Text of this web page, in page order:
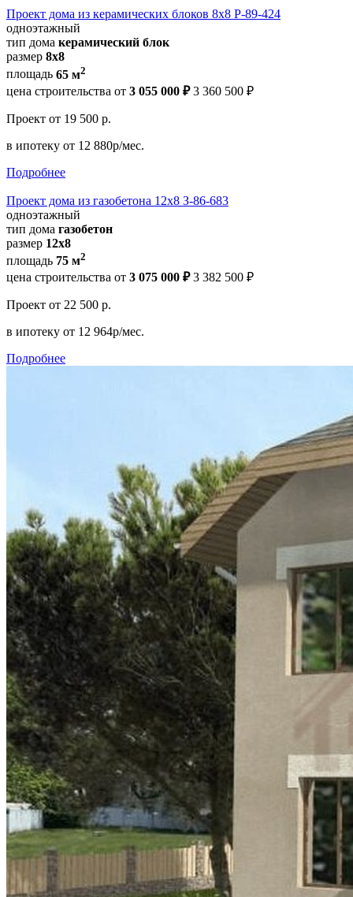
Проект дома из керамических блоков 8х8 Р-89-424
одноэтажный
тип дома керамический блок
размер 8х8
площадь 65 м2
цена строительства от 3 055 000 ₽ 3 360 500 ₽
Проект от 19 500 р.
в ипотеку от 12 880р/мес.
Подробнее
Проект дома из газобетона 12х8 З-86-683
одноэтажный
тип дома газобетон
размер 12x8
площадь 75 м2
цена строительства от 3 075 000 ₽ 3 382 500 ₽
Проект от 22 500 р.
в ипотеку от 12 964р/мес.
Подробнее